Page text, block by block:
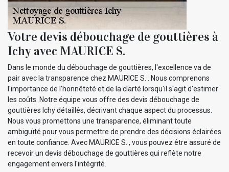
Votre devis débouchage de gouttières à
Ichy avec MAURICE S.
Dans le monde du débouchage de gouttières, l'excellence va de
pair avec la transparence chez MAURICE S. . Nous comprenons
l'importance de l'honnêteté et de la clarté lorsqu'il s'agit d'estimer
les coûts. Notre équipe vous offre des devis débouchage de
gouttières Ichy détaillés, décrivant chaque aspect du processus.
Nous vous promettons une transparence, éliminant toute
ambiguïté pour vous permettre de prendre des décisions éclairées
en toute confiance. Avec MAURICE S. , vous pouvez être assuré de
recevoir un devis débouchage de gouttières qui reflète notre
engagement envers l'intégrité.